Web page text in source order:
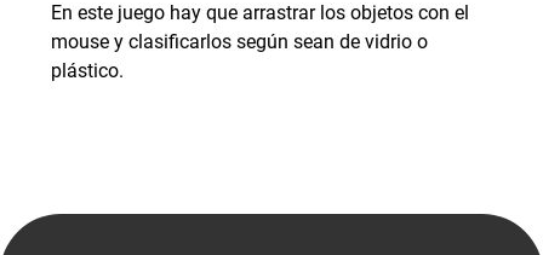
En este juego hay que arrastrar los objetos con el
mouse y clasificarlos según sean de vidrio o
plástico.